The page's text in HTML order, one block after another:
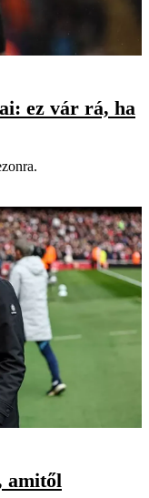
ez vár rá, ha
amitől